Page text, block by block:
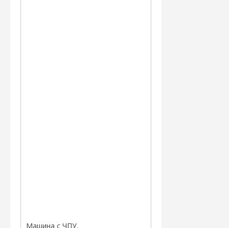
Машина с ЧПУ.